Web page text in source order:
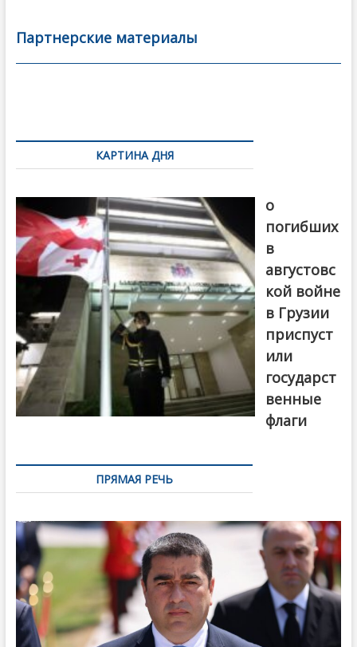
b
o
er l
а
в
Партнерские материалы
по
записямКАРТИНА ДНЯ
о
погибших
в
августовс
кой войне
в Грузии
приспуст
или
государст
венные
флаги
ПРЯМАЯ РЕЧЬ